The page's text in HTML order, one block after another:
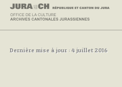
Dernière mise à jour : 4 juillet 2016